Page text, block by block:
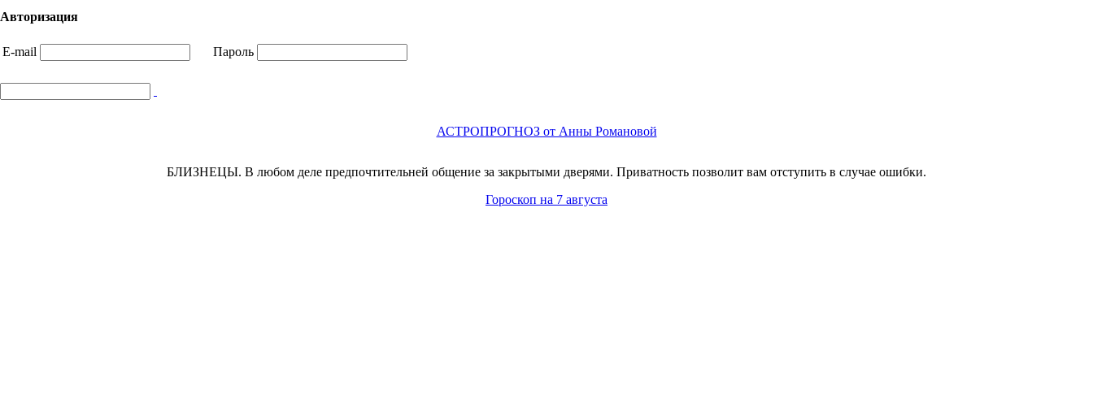
Авторизация
E-mail Пароль
АСТРОПРОГНОЗ от Анны Романовой
БЛИЗНЕЦЫ. В любом деле предпочтительней общение за закрытыми дверями. Приватность позволит вам отступить в случае ошибки.
Гороскоп на 7 августа